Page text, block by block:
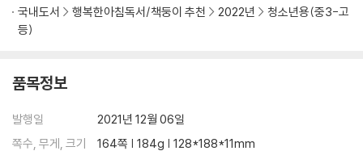
국내도서
행복한아침독서/책둥이 추천 2022년
청소년용(중3-고
등)
품목정보
발행일
2021년 12월 06일
쪽수, 무게, 크기
164쪽 | 184g | 128*188*11mm